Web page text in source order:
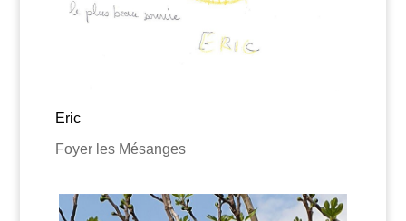
Eric
Foyer les Mésanges